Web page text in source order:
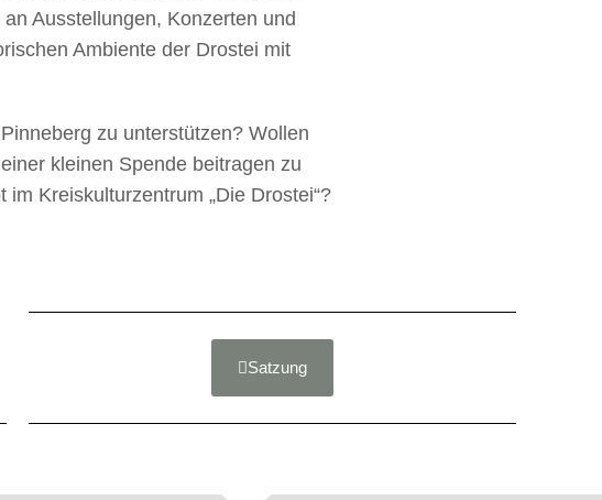
Ausstellungen, Konzerten und
Ambiente der Drostei mit
zu unterstützen? Wollen
kleinen Spende beitragen zu
Kreiskulturzentrum „Die Drostei“?
Satzung